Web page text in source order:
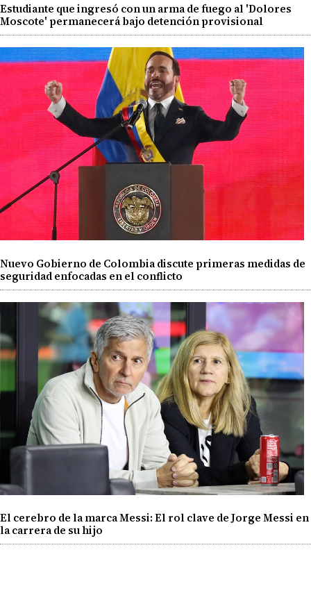
Estudiante que ingresó con un arma de fuego al 'Dolores
Moscote' permanecerá bajo detención provisional
Nuevo Gobierno de Colombia discute primeras medidas de
seguridad enfocadas en el conflicto
El cerebro de la marca Messi: El rol clave de Jorge Messi en
la carrera de su hijo